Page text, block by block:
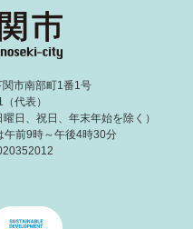
市南部町1番1号
代表）
日、祝日、年末年始を除く）
前9時～午後4時30分